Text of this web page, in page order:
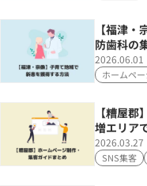
【福津
防歯科の
2026.06.01
ホームペ
【糟屋
増エリア
2026.03.27
SNS集客